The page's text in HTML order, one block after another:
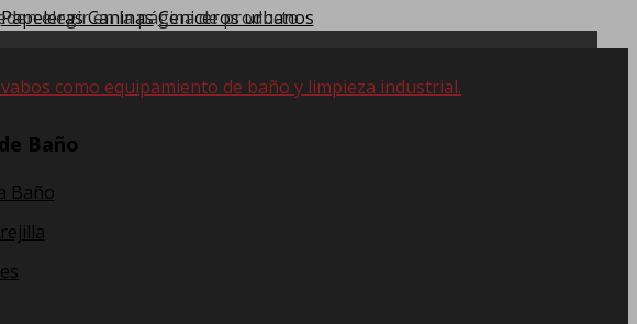
Papeleras CaninasCeniceros urbanos
como equipamiento de baño y limpieza industrial.
Baño
Baño
elegir en la página de producto